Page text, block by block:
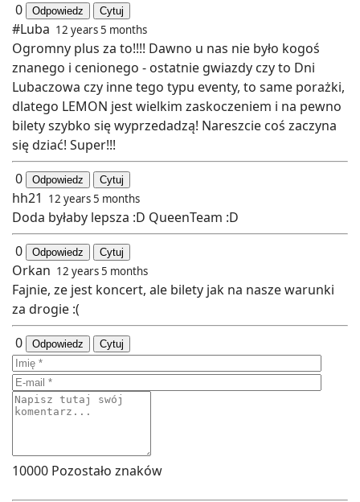
0
Odpowiedz Cytuj
#Luba 12 years 5 months
Ogromny plus za to!!!! Dawno u nas nie było kogoś
znanego i cenionego - ostatnie gwiazdy czy to Dni
Lubaczowa czy inne tego typu eventy, to same porażki,
dlatego LEMON jest wielkim zaskoczeniem i na pewno
bilety szybko się wyprzedadzą! Nareszcie coś zaczyna
się dziać! Super!!!
0
Odpowiedz Cytuj
hh21 12 years 5 months
Doda byłaby lepsza :D QueenTeam :D
0
Odpowiedz Cytuj
Orkan 12 years 5 months
Fajnie, ze jest koncert, ale bilety jak na nasze warunki
za drogie :(
0
Odpowiedz Cytuj
10000 Pozostało znaków